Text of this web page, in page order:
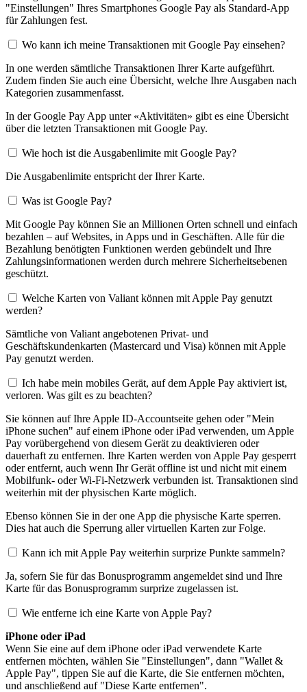
"Einstellungen" Ihres Smartphones Google Pay als Standard-App
für Zahlungen fest.
Wo kann ich meine Transaktionen mit Google Pay einsehen?
In one werden sämtliche Transaktionen Ihrer Karte aufgeführt.
Zudem finden Sie auch eine Übersicht, welche Ihre Ausgaben nach
Kategorien zusammenfasst.
In der Google Pay App unter «Aktivitäten» gibt es eine Übersicht
über die letzten Transaktionen mit Google Pay.
Wie hoch ist die Ausgabenlimite mit Google Pay?
Die Ausgabenlimite entspricht der Ihrer Karte.
Was ist Google Pay?
Mit Google Pay können Sie an Millionen Orten schnell und einfach
bezahlen – auf Websites, in Apps und in Geschäften. Alle für die
Bezahlung benötigten Funktionen werden gebündelt und Ihre
Zahlungsinformationen werden durch mehrere Sicherheitsebenen
geschützt.
Welche Karten von Valiant können mit Apple Pay genutzt
werden?
Sämtliche von Valiant angebotenen Privat- und
Geschäftskundenkarten (Mastercard und Visa) können mit Apple
Pay genutzt werden.
Ich habe mein mobiles Gerät, auf dem Apple Pay aktiviert ist,
verloren. Was gilt es zu beachten?
Sie können auf Ihre Apple ID-Accountseite gehen oder "Mein
iPhone suchen" auf einem iPhone oder iPad verwenden, um Apple
Pay vorübergehend von diesem Gerät zu deaktivieren oder
dauerhaft zu entfernen. Ihre Karten werden von Apple Pay gesperrt
oder entfernt, auch wenn Ihr Gerät offline ist und nicht mit einem
Mobilfunk- oder Wi-Fi-Netzwerk verbunden ist. Transaktionen sind
weiterhin mit der physischen Karte möglich.
Ebenso können Sie in der one App die physische Karte sperren.
Dies hat auch die Sperrung aller virtuellen Karten zur Folge.
Kann ich mit Apple Pay weiterhin surprize Punkte sammeln?
Ja, sofern Sie für das Bonusprogramm angemeldet sind und Ihre
Karte für das Bonusprogramm surprize zugelassen ist.
Wie entferne ich eine Karte von Apple Pay?
iPhone oder iPad
Wenn Sie eine auf dem iPhone oder iPad verwendete Karte
entfernen möchten, wählen Sie "Einstellungen", dann "Wallet &
Apple Pay", tippen Sie auf die Karte, die Sie entfernen möchten,
und anschließend auf "Diese Karte entfernen".